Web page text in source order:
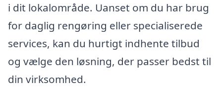
i dit lokalområde. Uanset om du har brug
for daglig rengøring eller specialiserede
services, kan du hurtigt indhente tilbud
og vælge den løsning, der passer bedst til
din virksomhed.